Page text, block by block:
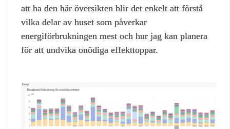
att ha den här översikten blir det enkelt att förstå
vilka delar av huset som påverkar
energiförbrukningen mest och hur jag kan planera
för att undvika onödiga effekttoppar.